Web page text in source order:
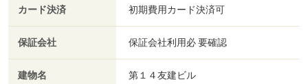
カード決済 初期費用カード決済可
保証会社 保証会社利用必 要確認
建物名 第１４友建ビル